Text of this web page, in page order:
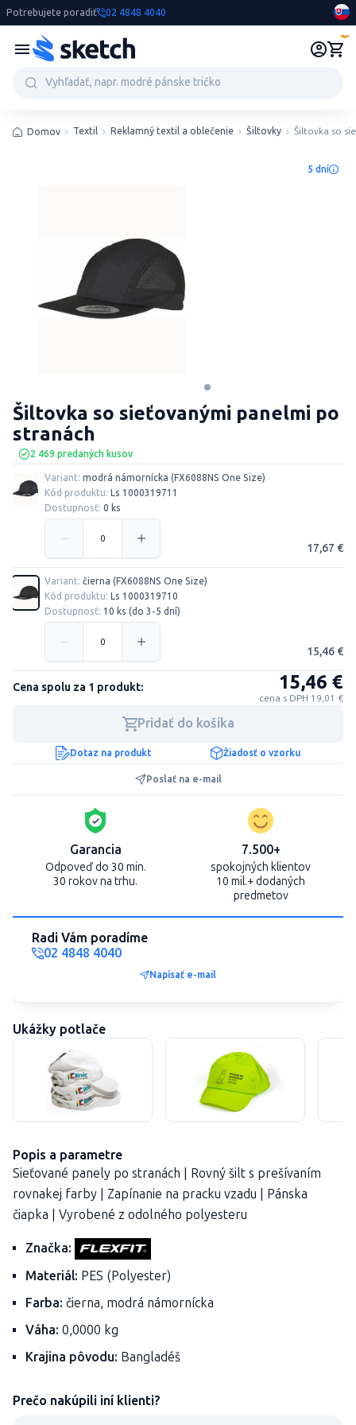
Potrebujete poradiť 02 4848 4040
Domov Textil Reklamný textil a oblečenie Šiltovky Šiltovka so
5 dní
2 469 predaných kusov
Šiltovka so sieťovanými panelmi po
stranách
Variant: modrá námornícka (FX6088NS One Size)
Kód produktu: Ls 1000319711
Dostupnosť: 0 ks
17,67 €
Variant: čierna (FX6088NS One Size)
Kód produktu: Ls 1000319710
Dostupnosť: 10 ks (do 3-5 dní)
15,46 €
Cena spolu za 1 produkt: 15,46 €
cena s DPH 19,01 €
Pridať do košíka
Dotaz na produkt Žiadosť o vzorku
Poslať na e-mail
Garancia
Odpoveď do 30 min.
30 rokov na trhu.
7.500+
spokojných klientov
10 mil.+ dodaných
predmetov
Radi Vám poradíme
02 4848 4040
Napísať e-mail
Ukážky potlače
Popis a parametre
Sieťované panely po stranách | Rovný šilt s prešívaním
rovnakej farby | Zapínanie na pracku vzadu | Pánska
čiapka | Vyrobené z odolného polyesteru
Značka:
Materiál: PES (Polyester)
Farba: čierna, modrá námornícka
Váha: 0,0000 kg
Krajina pôvodu: Bangladéš
Prečo nakúpili iní klienti?